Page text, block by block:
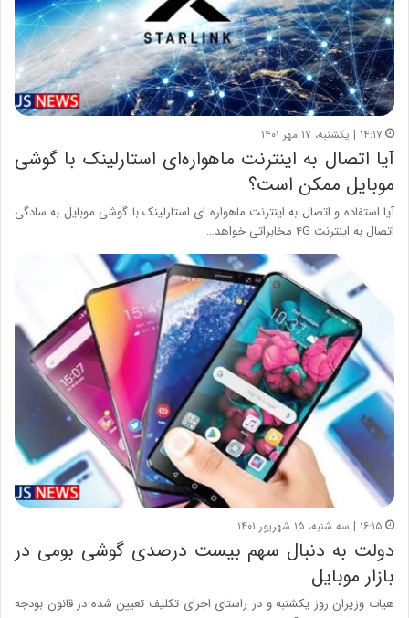
۱۴:۱۷ | یکشنبه، ۱۷ مهر ۱۴۰۱
آیا اتصال به اینترنت ماهواره‌ای استارلینک با گوشی
موبایل ممکن است؟
آیا استفاده و اتصال به اینترنت ماهواره ای استارلینک با گوشی موبایل به سادگی
اتصال به اینترنت ۴G مخابراتی خواهد…
۱۶:۱۵ | سه شنبه، ۱۵ شهریور ۱۴۰۱
دولت به دنبال سهم بیست درصدی گوشی‌ بومی در
بازار موبایل
هیات وزیران روز یکشنبه و در راستای اجرای تکلیف تعیین شده در قانون بودجه